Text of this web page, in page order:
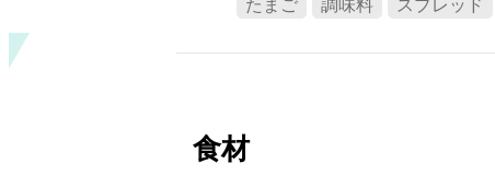
たまご 調味料 スプレッド
食材